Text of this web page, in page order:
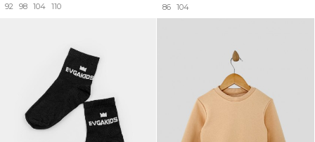
92 98 104 110 86 104